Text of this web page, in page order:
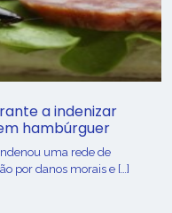
a indenizar
hambúrguer
uma rede de
por danos morais e […]